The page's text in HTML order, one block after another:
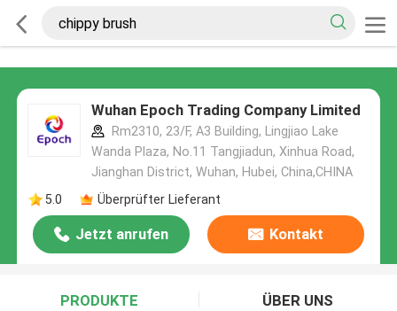
Wuhan Epoch Trading Company Limited
Rm2310, 23/F, A3 Building, Lingjiao Lake
Wanda Plaza, No.11 Tangjiadun, Xinhua Road,
Jianghan District, Wuhan, Hubei, China,CHINA
5.0
Überprüfter Lieferant
Jetzt anrufen Kontakt
PRODUKTE ÜBER UNS